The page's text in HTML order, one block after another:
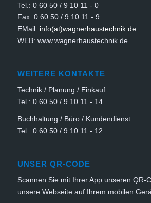
Tel.: 0 60 50 / 9 10 11 - 0
Fax: 0 60 50 / 9 10 11 - 9
EMail: info(at)wagnerhaustechnik.de
WEB: www.wagnerhaustechnik.de
WEITERE KONTAKTE
Technik / Planung / Einkauf
Tel.: 0 60 50 / 9 10 11 - 14
Buchhaltung / Büro / Kundendienst
Tel.: 0 60 50 / 9 10 11 - 12
UNSER QR-CODE
Scannen Sie mit Ihrer App unseren QR-
unsere Webseite auf Ihrem mobilen